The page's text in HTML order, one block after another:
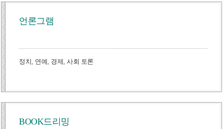
언론그램
정치, 연예, 경제, 사회 토론
BOOK드리밍